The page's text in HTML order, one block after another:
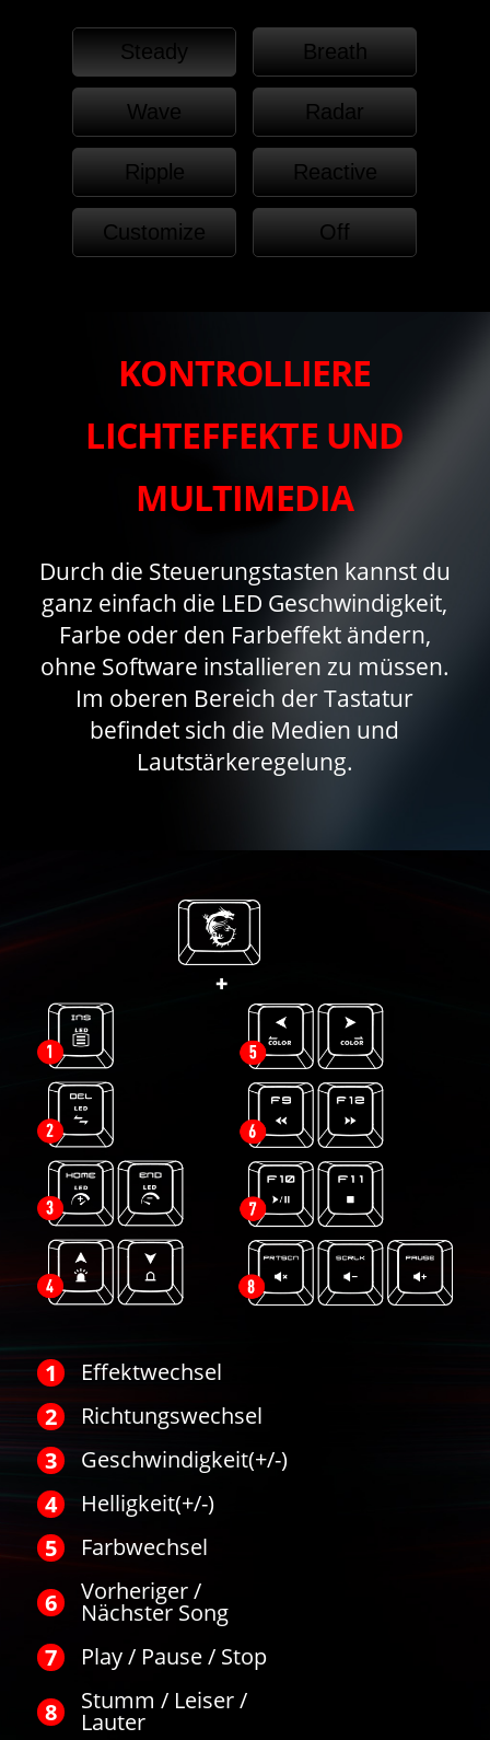
Steady Breath
Wave Radar
Ripple Reactive
Customize Off
KONTROLLIERE
LICHTEFFEKTE UND
MULTIMEDIA
Durch die Steuerungstasten kannst du
ganz einfach die LED Geschwindigkeit,
Farbe oder den Farbeffekt ändern,
ohne Software installieren zu müssen.
Im oberen Bereich der Tastatur
befindet sich die Medien und
Lautstärkeregelung.
Effektwechsel
Richtungswechsel
Geschwindigkeit(+/-)
Helligkeit(+/-)
Farbwechsel
Vorheriger /
Nächster Song
Play / Pause / Stop
Stumm / Leiser /
Lauter